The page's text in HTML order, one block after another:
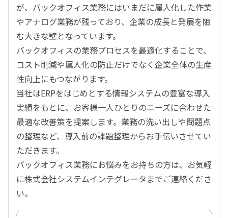
が、バックオフィス業務にはいまだに属人化した作業
やアナログ業務が残っており、企業の成長と発展を阻
む大きな壁となっています。
バックオフィスの業務プロセスを最適化することで、
コスト削減や属人化の防止だけでなく企業全体の生産
性向上にもつながります。
当社はERPをはじめとする情報システムの豊富な導入
実績をもとに、お客様一人ひとりのニーズに合わせた
最適な改善策を提案します。業務の洗い出しや問題点
の整理など、導入前の課題整理からお手伝いさせてい
ただきます。
バックオフィス業務にお悩みをお持ちの方は、お気軽
に株式会社システムインテグレータまでご連絡くださ
い。